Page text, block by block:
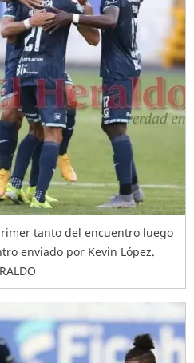
tanto del encuentro luego
enviado por Kevin López.